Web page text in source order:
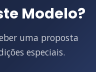
Modelo?
uma proposta
especiais.